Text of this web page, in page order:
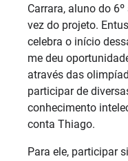
Carrara, aluno do
vez do projeto.
celebra o início
me deu
através das
participar de
conhecimento
conta Thiago.
Para ele, participar